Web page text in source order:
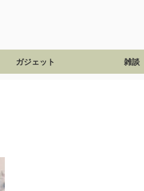
ガジェット 雑談